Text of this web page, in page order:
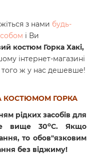
з нами будь-
і Ви
костюм Горка Хакі,
інтернет-магазині
того ж у нас дешевше!
КОСТЮМОМ ГОРКА
рідких засобів для
вище 30oC. Якщо
то обов"язковим
без віджиму!